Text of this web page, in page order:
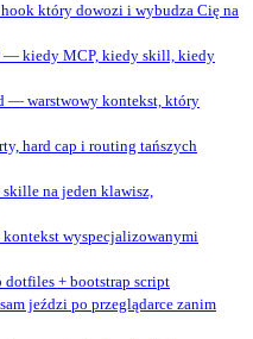
który dowozi i wybudza Cię na
— kiedy MCP, kiedy skill, kiedy
— warstwowy kontekst, który
hard cap i routing tańszych
skille na jeden klawisz,
kontekst wyspecjalizowanymi
dotfiles + bootstrap script
jeździ po przeglądarce zanim